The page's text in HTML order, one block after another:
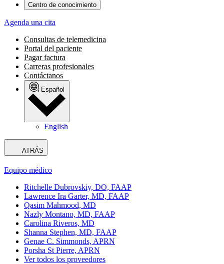
Centro de conocimiento
Agenda una cita
Consultas de telemedicina
Portal del paciente
Pagar factura
Carreras profesionales
Contáctanos
Español
English
ATRÁS
Equipo médico
Ritchelle Dubrovskiy, DO, FAAP
Lawrence Ira Garter, MD, FAAP
Qasim Mahmood, MD
Nazly Montano, MD, FAAP
Carolina Riveros, MD
Shanna Stephen, MD, FAAP
Genae C. Simmonds, APRN
Porsha St Pierre, APRN
Ver todos los proveedores